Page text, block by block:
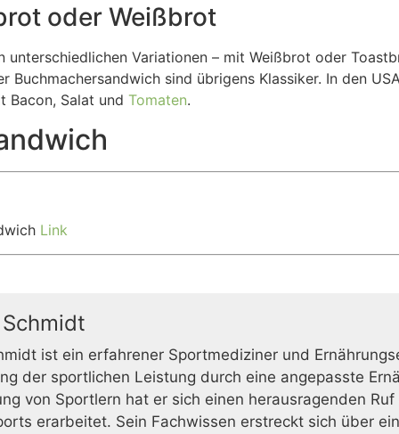
oder Weißbrot
unterschiedlichen Variationen – mit Weißbrot oder
Buchmachersandwich sind übrigens Klassiker. In den
Bacon, Salat und Tomaten.
Link
ist ein erfahrener Sportmediziner und
der sportlichen Leistung durch eine angepasste
von Sportlern hat er sich einen herausragenden
erarbeitet. Sein Fachwissen erstreckt sich über